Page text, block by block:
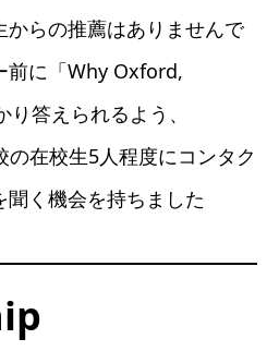
らの推薦はありませんで
前に「Why Oxford,
答えられるよう、
在校生5人程度にコンタク
聞く機会を持ちました